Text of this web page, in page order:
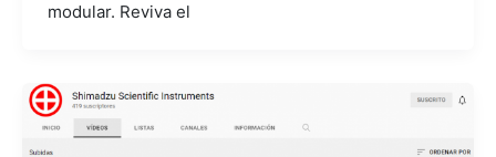
modular. Reviva el